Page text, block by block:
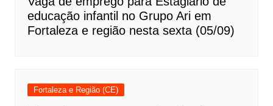
educação infantil no Grupo Ari em
Fortaleza e região nesta sexta (05/09)
Fortaleza e Região (CE)